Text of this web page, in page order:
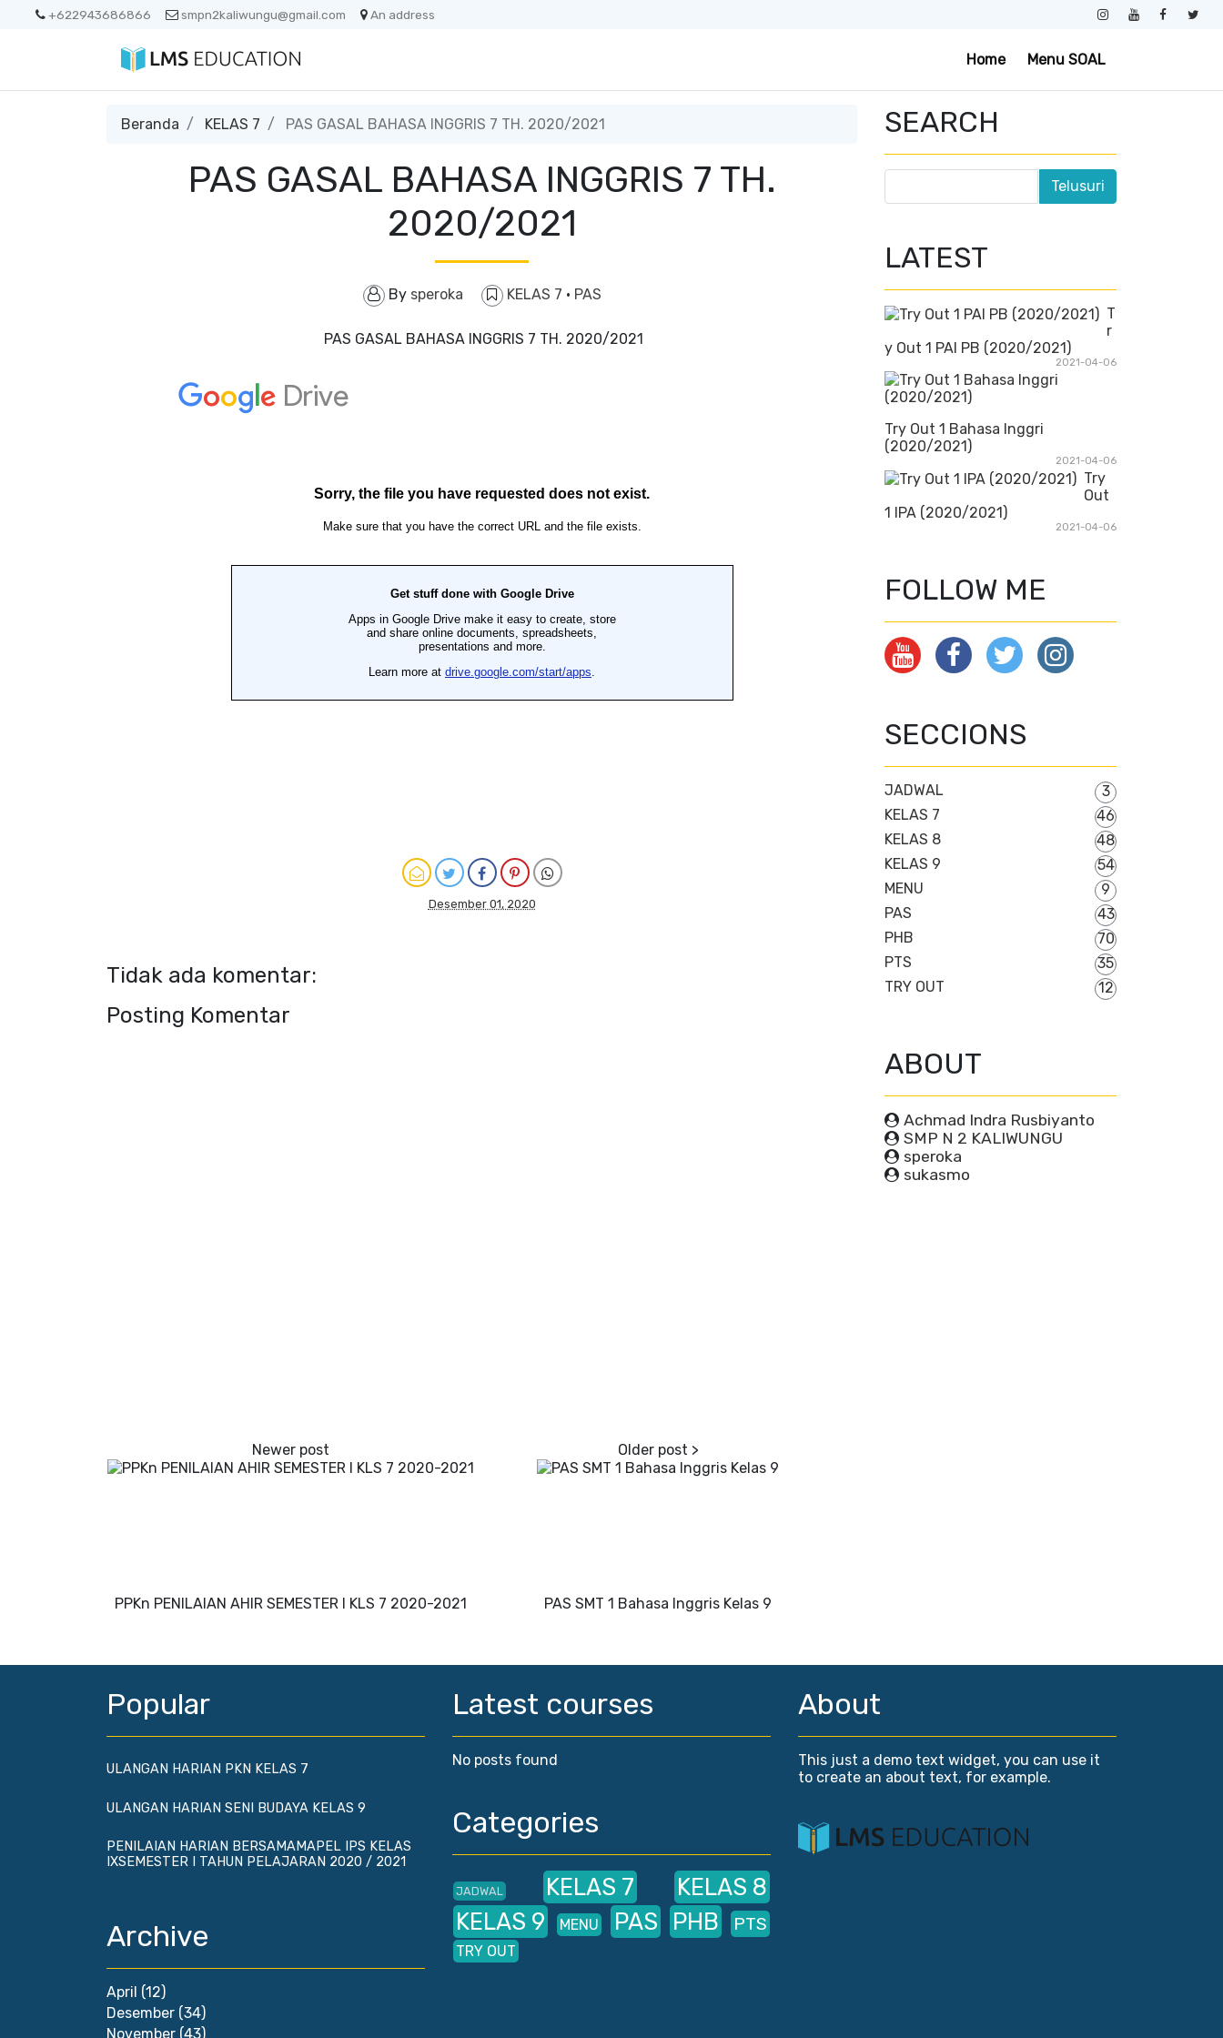
+622943686866 smpn2kaliwungu@gmail.com An address
Home Menu SOAL
Beranda KELAS 7 PAS GASAL BAHASA INGGRIS 7 TH. 2020/2021
PAS GASAL BAHASA INGGRIS 7 TH.
2020/2021
By speroka KELAS 7 · PAS
PAS GASAL BAHASA INGGRIS 7 TH. 2020/2021
Desember 01, 2020
Tidak ada komentar:
Posting Komentar
PPKn PENILAIAN AHIR SEMESTER I KLS 7 2020-2021 PAS SMT 1 Bahasa Inggris Kelas 9
SEARCH
LATEST
T
r
y Out 1 PAI PB (2020/2021)
2021-04-06
Try Out 1 Bahasa Inggri
(2020/2021)
2021-04-06
Try
Out
1 IPA (2020/2021)
2021-04-06
FOLLOW ME
SECCIONS
JADWAL
3
KELAS 7
46
KELAS 8
48
KELAS 9
54
MENU
9
PAS
43
PHB
70
PTS
35
TRY OUT
12
ABOUT
Achmad Indra Rusbiyanto
SMP N 2 KALIWUNGU
speroka
sukasmo
Popular
ULANGAN HARIAN PKN KELAS 7
ULANGAN HARIAN SENI BUDAYA KELAS 9
PENILAIAN HARIAN BERSAMAMAPEL IPS KELAS
IXSEMESTER I TAHUN PELAJARAN 2020 / 2021
Archive
April (12)
Desember (34)
November (43)
Latest courses
No posts found
Categories
JADWAL KELAS 7
KELAS 8
KELAS 9
MENU PAS PHB PTS
TRY OUT
About
This just a demo text widget, you can use it
to create an about text, for example.